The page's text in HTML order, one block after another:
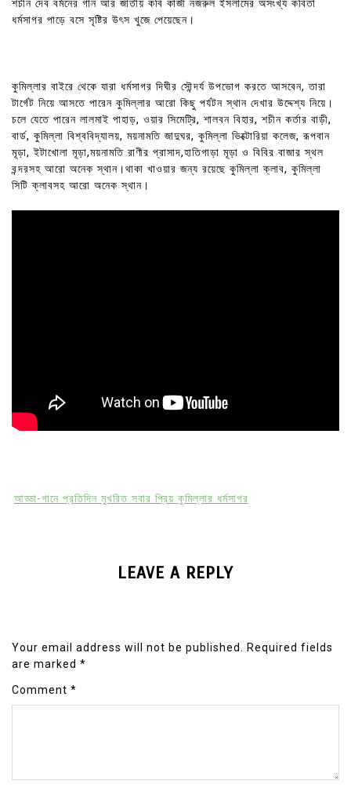
শচীন দেব বর্মনের গান আর জাতীয় কবি কাজী নজরুল ইসলামের অসংখ্য কবিতা
ধর্মসাগর পাড়ে বসে সৃষ্টির উৎস খুজে পেয়েছেন।
কুমিল্লার বাইরে থেকে যারা ধর্মসাগর দিঘীর সৌন্দর্য উপভোগ করতে আসবেন, তারা
টার্গেট নিয়ে আসতে পারেন কুমিল্লার আরো কিছু পর্যটন স্থান দেখার উদ্দেশ্য নিয়ে।
চলে যেতে পারেন লালমাই পাহাড়, ওয়ার সিমেট্রি, শালবন বিহার, শচীন কর্তার বাড়ী,
বার্ড, কুমিল্লা বিশ্ববিদ্যালয়, ময়নামতি জাদুঘর, কুমিল্লা ভিক্টোরিয়া কলেজ, রূপবান
মূড়া, ইটাখোলা মূড়া,ময়নামতি রাণীর প্রাসাদ,হাতিগাড়া মূড়া ও বিবির বাজার স্থল
বন্দরসহ আরো অনেক স্থান।থাকা খাওয়ার জন্য রয়েছে কুমিল্লা ক্লাব, কুমিল্লা
সিটি ক্লাবসহ আরো অনেক স্থান।
আড্ডা-গানে প্রতিদিন মুখরিত সবার প্রিয় কুমিল্লার ধর্মসাগর
LEAVE A REPLY
Your email address will not be published.
Required fields
are marked *
Comment *